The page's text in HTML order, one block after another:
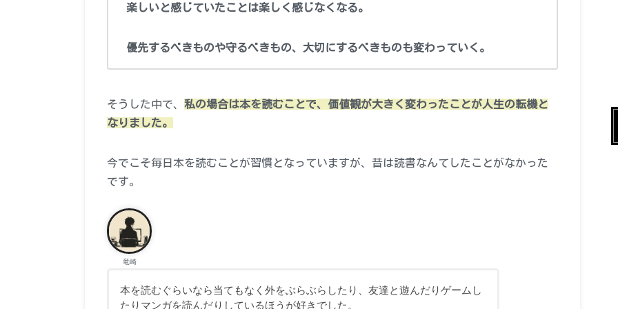
楽しいと感じていたことは楽しく感じなくなる。
優先するべきものや守るべきもの、大切にするべきものも変わっていく。
そうした中で、 私の場合は本を読むことで、価値観が大きく変わったことが人生の転機と
なりました。
今でこそ毎日本を読むことが習慣となっていますが、昔は読書なんてしたことがなかった
です。
竜崎
本を読むぐらいなら当てもなく外をぶらぶらしたり、友達と遊んだりゲームし
たりマンガを読んだりしているほうが好きでした。